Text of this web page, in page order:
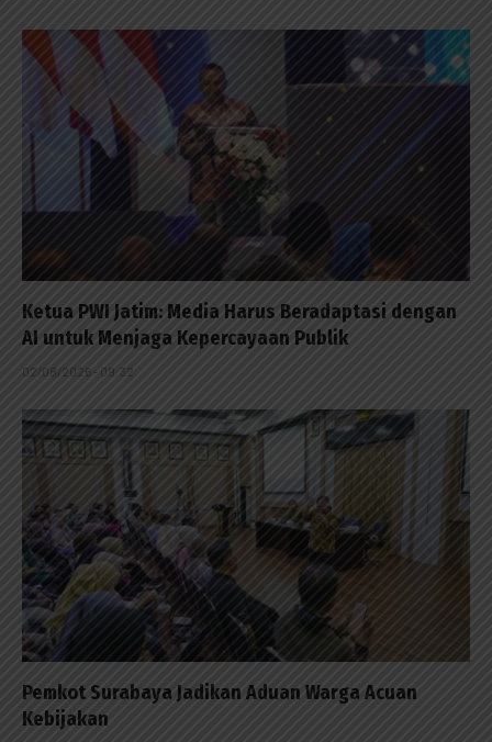
Ketua PWI Jatim: Media Harus Beradaptasi dengan
AI untuk Menjaga Kepercayaan Publik
02/08/2026 - 09:32
Pemkot Surabaya Jadikan Aduan Warga Acuan
Kebijakan